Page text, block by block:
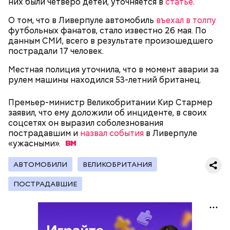
О том, что в Ливерпуле автомобиль въехал в толпу
футбольных фанатов, стало известно 26 мая. По
данным СМИ, всего в результате произошедшего
пострадали 17 человек.
Местная полиция уточнила, что в момент аварии за
рулем машины находился 53-летний британец.
Премьер-министр Великобритании Кир Стармер
заявил, что ему доложили об инциденте, в своих
соцсетях он выразил соболезнования
пострадавшим и назвал события в Ливерпуле
«ужасными».
АВТОМОБИЛИ ВЕЛИКОБРИТАНИЯ
ПОСТРАДАВШИЕ
Стив Балмер
Фото: Shutterstock
В 1945 году женщина устроилась в больницу в
городе Виши, став помогать сиротам и старикам,
где трудилась 28 лет. В конце 1970-х она поступила
в монастырь в Савойе, а в 2009 году в возрасте 105
лет перешла в другой монастырь в Тулоне. Однако
Сара Носс (119 лет)